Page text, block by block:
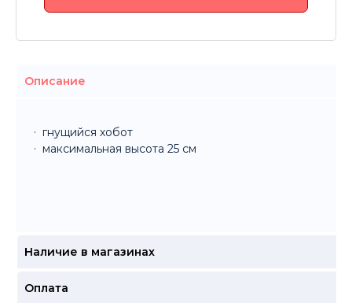
Описание
гнущийся хобот
максимальная высота 25 см
Наличие в магазинах
Оплата